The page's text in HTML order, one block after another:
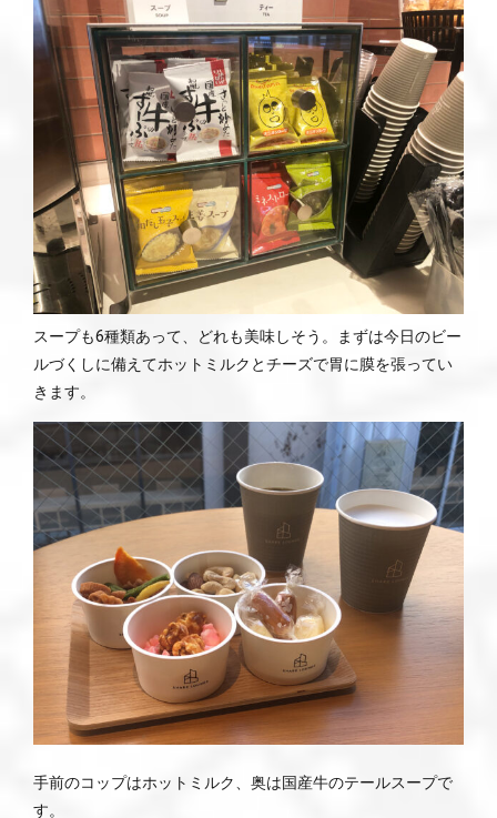
スープも6種類あって、どれも美味しそう。まずは今日のビー
ルづくしに備えてホットミルクとチーズで胃に膜を張ってい
きます。
手前のコップはホットミルク、奥は国産牛のテールスープで
す。